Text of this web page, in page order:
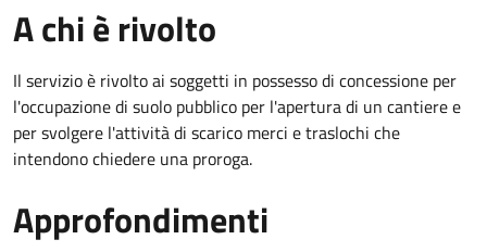
A chi è rivolto
Il servizio è rivolto ai soggetti in possesso di concessione per
l'occupazione di suolo pubblico per l'apertura di un cantiere e
per svolgere l'attività di scarico merci e traslochi che
intendono chiedere una proroga.
Approfondimenti